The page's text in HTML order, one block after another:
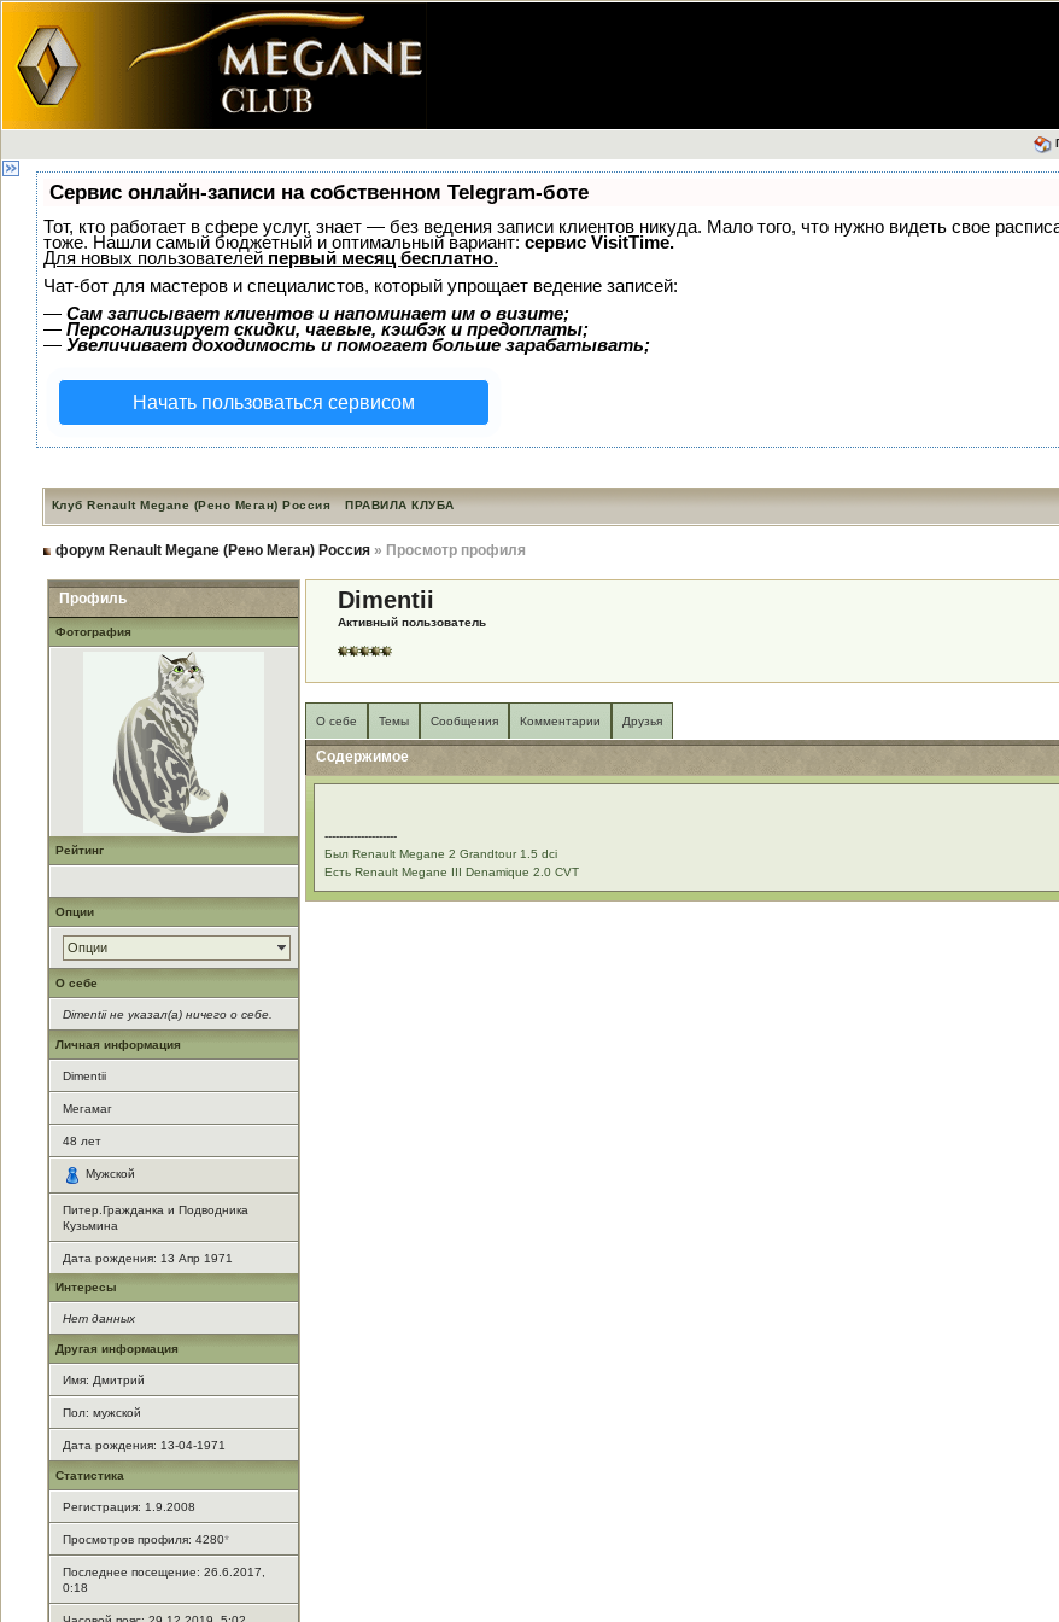
Сервис онлайн-записи на собственном Telegram-боте
Тот, кто работает в сфере услуг, знает — без ведения записи клиентов никуда. Мало того, что нужно видеть свое
тоже. Нашли самый бюджетный и оптимальный вариант: сервис VisitTime.
Для новых пользователей первый месяц бесплатно.
Чат-бот для мастеров и специалистов, который упрощает ведение записей:
— Сам записывает клиентов и напоминает им о визите;
— Персонализирует скидки, чаевые, кэшбэк и предоплаты;
— Увеличивает доходимость и помогает больше зарабатывать;
Начать пользоваться сервисом
Клуб Renault Megane (Рено Меган) Россия ПРАВИЛА КЛУБА
форум Renault Megane (Рено Меган) Россия» Просмотр профиля
Профиль
Фотография
Рейтинг
Опции
Опции
О себе
Dimentii не указал(а) ничего о себе.
Личная информация
Dimentii
Мегамаг
48 лет
Мужской
Питер.Гражданка и Подводника
Кузьмина
Дата рождения: 13 Апр 1971
Интересы
Нет данных
Другая информация
Имя: Дмитрий
Пол: мужской
Дата рождения: 13-04-1971
Статистика
Регистрация: 1.9.2008
Просмотров профиля: 4280*
Последнее посещение: 26.6.2017,
0:18
Dimentii
Активный пользователь
О себе Темы Сообщения Комментарии Друзья
Содержимое
--------------------
Был Renault Megane 2 Grandtour 1.5 dci
Есть Renault Megane III Denamique 2.0 CVT